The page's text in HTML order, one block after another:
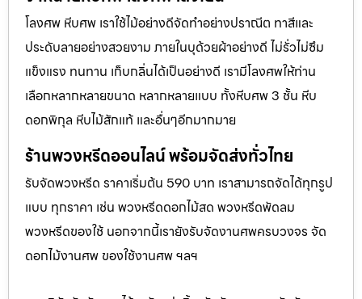
โลงศพ หีบศพ เราใช้ไม้อย่างดีจัดทำอย่างปราณีต ทาสีและ
ประดับลายอย่างสวยงาม ภายในบุด้วยผ้าอย่างดี ไม่รั่วไม่ซึม
แข็งแรง ทนทาน เก็บกลิ่นได้เป็นอย่างดี เรามีโลงศพให้ท่าน
เลือกหลากหลายขนาด หลากหลายแบบ ทั้งหีบศพ 3 ชั้น หีบ
ดอกพิกุล หีบไม้สักแท้ และอื่นๆอีกมากมาย
ร้านพวงหรีดออนไลน์ พร้อมจัดส่งทั่วไทย
รับจัดพวงหรีด ราคาเริ่มต้น 590 บาท เราสามารถจัดได้ทุกรูป
แบบ ทุกราคา เช่น พวงหรีดดอกไม้สด พวงหรีดพัดลม
พวงหรีดของใช้ นอกจากนี้เรายังรับจัดงานศพครบวงจร จัด
ดอกไม้งานศพ ของใช้งานศพ ฯลฯ